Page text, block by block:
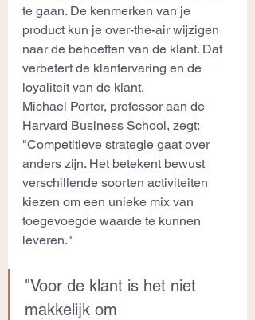
te gaan. De kenmerken van je
product kun je over-the-air wijzigen
naar de behoeften van de klant. Dat
verbetert de klantervaring en de
loyaliteit van de klant.
Michael Porter, professor aan de
Harvard Business School, zegt:
"Competitieve strategie gaat over
anders zijn. Het betekent bewust
verschillende soorten activiteiten
kiezen om een unieke mix van
toegevoegde waarde te kunnen
leveren."
"Voor de klant is het niet
makkelijk om